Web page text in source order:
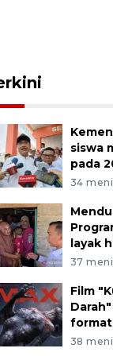
siswa
pada
34
layak
37
Film
format
38